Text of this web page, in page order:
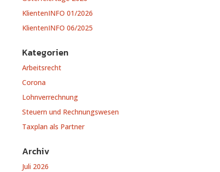
KlientenINFO 01/2026
KlientenINFO 06/2025
Kategorien
Arbeitsrecht
Corona
Lohnverrechnung
Steuern und Rechnungswesen
Taxplan als Partner
Archiv
Juli 2026